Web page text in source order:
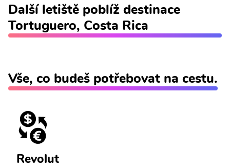
Další letiště poblíž destinace
Tortuguero, Costa Rica
Vše, co budeš potřebovat na cestu.
Revolut